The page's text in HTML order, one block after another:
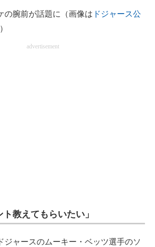
専門サイト
の腕前が話題に（画像は ドジャース公
advertisement
ト教えてもらいたい」
ャースのムーキー・ベッツ選手のソ